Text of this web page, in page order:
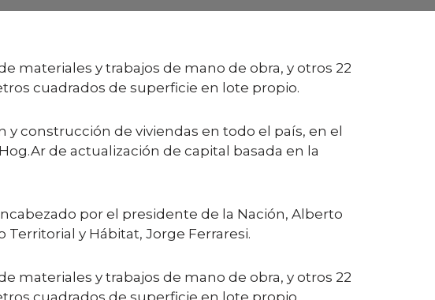
materiales y trabajos de mano de obra, y otros 22
cuadrados de superficie en lote propio.
construcción de viviendas en todo el país, en el
de actualización de capital basada en la
por el presidente de la Nación, Alberto
y Hábitat, Jorge Ferraresi.
materiales y trabajos de mano de obra, y otros 22
cuadrados de superficie en lote propio.